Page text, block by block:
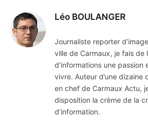
Léo BOULANGER
Journaliste reporter
ville de Carmaux, je fais de
d’informations une passion
vivre. Auteur d’une dizaine
en chef de Carmaux Actu,
disposition la crème de la
d’information.